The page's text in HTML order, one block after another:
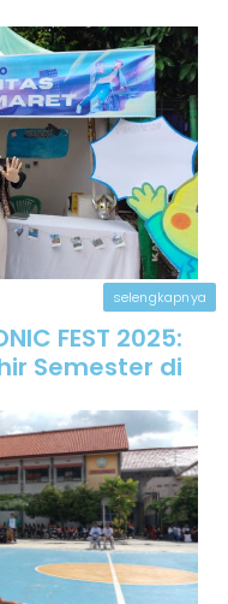
selengkapnya
FEST 2025:
Semester di